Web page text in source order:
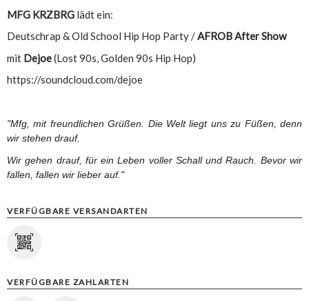
MFG KRZBRG lädt ein:
Deutschrap & Old School Hip Hop Party /AFROB After Show
mit Dejoe(Lost 90s, Golden 90s Hip Hop)
https://soundcloud.com/dejoe
"Mfg, mit freundlichen Grüßen. Die Welt liegt uns zu Füßen, denn
wir stehen drauf.
Wir gehen drauf, für ein Leben voller Schall und Rauch. Bevor wir
fallen, fallen wir lieber auf."
VERFÜGBARE VERSANDARTEN
VERFÜGBARE ZAHLARTEN